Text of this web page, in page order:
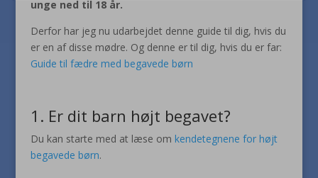
unge ned til 18 år.
Derfor har jeg nu udarbejdet denne guide til dig, hvis du
er en af disse mødre. Og denne er til dig, hvis du er far:
Guide til fædre med begavede børn
1. Er dit barn højt begavet?
Du kan starte med at læse om kendetegnene for højt
begavede børn.